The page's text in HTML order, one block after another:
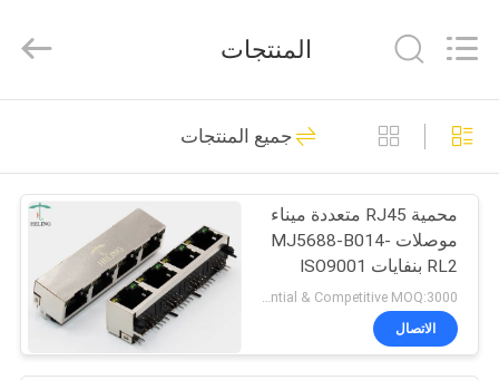
الصفحة
الرئيسية
منتجات
معلومات
Ltd..
Reserved.
ECER
RJ45 أنثى موصل
118
13
المنتجات
جميع المنتجات
محمية RJ45 متعددة ميناء
موصلات MJ5688-B014-
RL2 بنفايات ISO9001
Preferential & Competitive MOQ:3000
الاتصال